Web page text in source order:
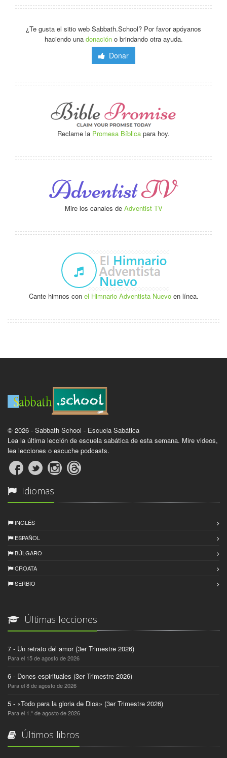
¿Te gusta el sitio web Sabbath.School? Por favor apóyanos
haciendo una donacióno brindando otra ayuda.
Donar
Reclame la Promesa Bíblica para hoy.
Mire los canales de Adventist TV
Cante himnos con el Himnario Adventista Nuevoen línea.
© 2026 - Sabbath School - Escuela Sabática
Lea la última lección de escuela sabática de esta semana. Mire videos,
lea lecciones o escuche podcasts.
Idiomas
INGLÉS
ESPAÑOL
BÚLGARO
CROATA
SERBIO
Últimas lecciones
7 - Un retrato del amor (3er Trimestre 2026)
Para el 15 de agosto de 2026
6 - Dones espirituales (3er Trimestre 2026)
Para el 8 de agosto de 2026
5 - «Todo para la gloria de Dios» (3er Trimestre 2026)
Para el 1.° de agosto de 2026
Últimos libros